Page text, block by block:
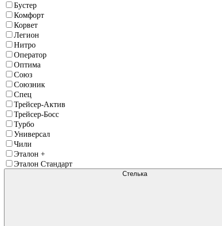
Бустер
Комфорт
Корвет
Легион
Нитро
Оператор
Оптима
Союз
Союзник
Спец
Трейсер-Актив
Трейсер-Босс
Турбо
Универсал
Чили
Эталон +
Эталон Стандарт